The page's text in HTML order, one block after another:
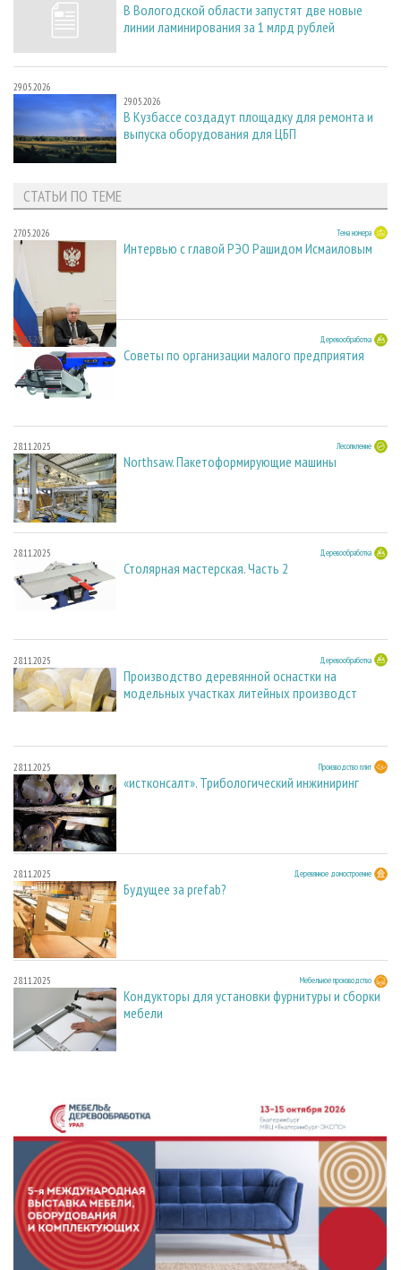
В Вологодской области запустят две новые
линии ламинирования за 1 млрд рублей
29.05.2026
29.05.2026
В Кузбассе создадут площадку для ремонта и
выпуска оборудования для ЦБП
СТАТЬИ ПО ТЕМЕ
27.05.2026 Тема номера
Интервью с главой РЭО Рашидом Исмаиловым
23.03.2026 Деревообработка
Советы по организации малого предприятия
28.11.2025 Лесопиление
Northsaw. Пакетоформирующие машины
28.11.2025 Деревообработка
Столярная мастерская. Часть 2
28.11.2025 Деревообработка
Производство деревянной оснастки на
модельных участках литейных производст
28.11.2025 Производство плит
«истконсалт». Трибологический инжиниринг
28.11.2025 Деревянное домостроение
Будущее за prefab?
28.11.2025 Мебельное производство
Кондукторы для установки фурнитуры и сборки
мебели